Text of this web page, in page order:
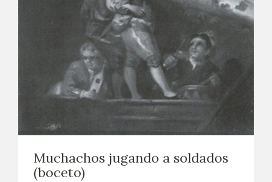
Muchachos jugando a soldados
(boceto)